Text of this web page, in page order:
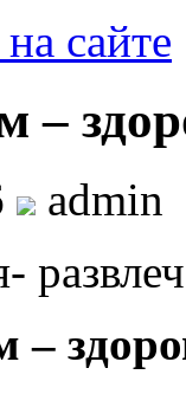
сайте
–
admin
–